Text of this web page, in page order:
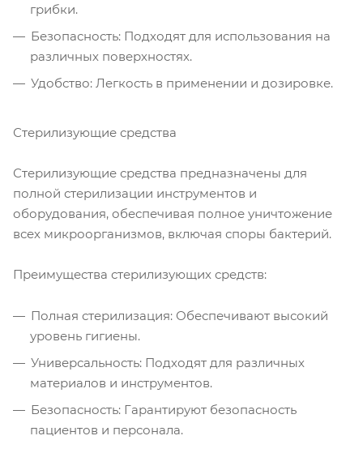
грибки.
Безопасность: Подходят для использования на
различных поверхностях.
Удобство: Легкость в применении и дозировке.
Стерилизующие средства
Стерилизующие средства предназначены для
полной стерилизации инструментов и
оборудования, обеспечивая полное уничтожение
всех микроорганизмов, включая споры бактерий.
Преимущества стерилизующих средств:
Полная стерилизация: Обеспечивают высокий
уровень гигиены.
Универсальность: Подходят для различных
материалов и инструментов.
Безопасность: Гарантируют безопасность
пациентов и персонала.